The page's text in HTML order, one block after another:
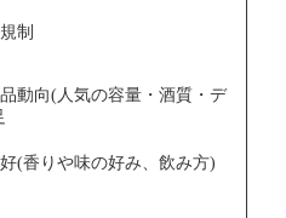
制
動向(人気の容量・酒質・デ
(香りや味の好み、飲み方)